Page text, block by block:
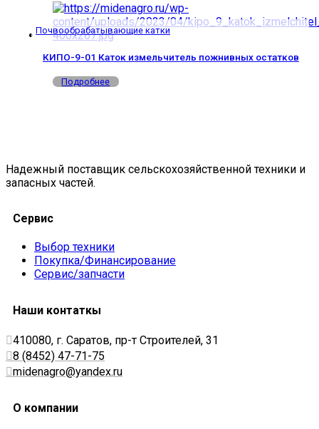
Почвообрабатывающие катки
КИПО-9-01 Каток измельчитель пожнивных остатков
Подробнее
Надежный поставщик сельскохозяйственной техники и
запасных частей.
Сервис
Выбор техники
Покупка/Финансирование
Сервис/запчасти
Наши контаткы
410080, г. Саратов, пр-т Строителей, 31
8 (8452) 47-71-75
midenagro@yandex.ru
О компании